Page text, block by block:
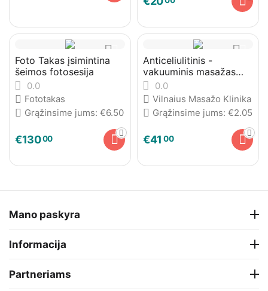
Foto Takas įsimintina
šeimos fotosesija
0.0
Fototakas
Grąžinsime jums: €6.50
€13000
Anticeliulitinis -
vakuuminis masažas
STARVAC
0.0
Vilnaius Masažo Klinika
Grąžinsime jums: €2.05
€41 00
Mano paskyra
Informacija
Partneriams